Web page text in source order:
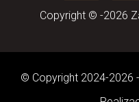
Copyright © -2026
© Copyright 2024-2026